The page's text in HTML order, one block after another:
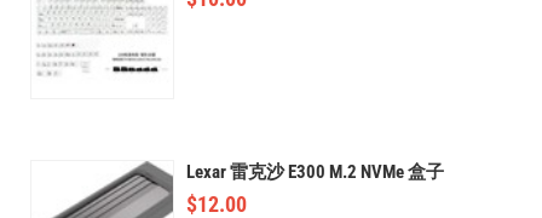
Lexar 雷克沙 E300 M.2 NVMe 盒子
$12.00